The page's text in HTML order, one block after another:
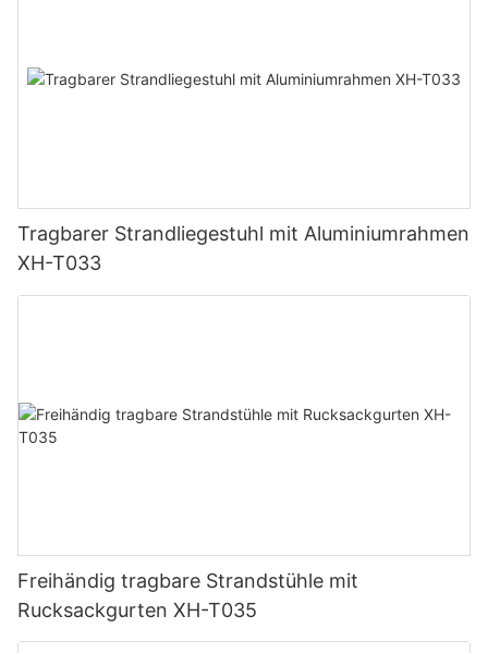
Tragbarer Strandliegestuhl mit Aluminiumrahmen
XH-T033
Freihändig tragbare Strandstühle mit
Rucksackgurten XH-T035